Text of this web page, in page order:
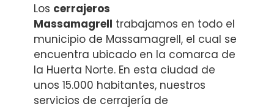
Los cerrajeros
Massamagrell trabajamos en todo el
municipio de Massamagrell, el cual se
encuentra ubicado en la comarca de
la Huerta Norte. En esta ciudad de
unos 15.000 habitantes, nuestros
servicios de cerrajería de